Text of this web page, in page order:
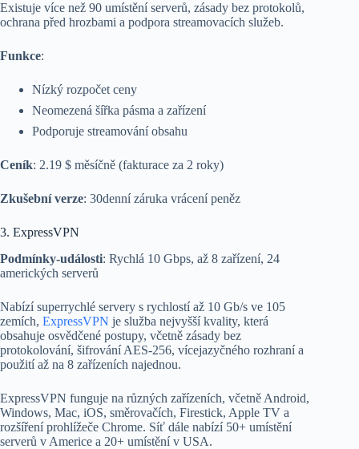
Existuje více než 90 umístění serverů, zásady bez protokolů,
ochrana před hrozbami a podpora streamovacích služeb.
Funkce:
Nízký rozpočet ceny
Neomezená šířka pásma a zařízení
Podporuje streamování obsahu
Ceník: 2.19 $ měsíčně (fakturace za 2 roky)
Zkušební verze: 30denní záruka vrácení peněz
3. ExpressVPN
Podmínky-události: Rychlá 10 Gbps, až 8 zařízení, 24
amerických serverů
Nabízí superrychlé servery s rychlostí až 10 Gb/s ve 105
zemích, ExpressVPN je služba nejvyšší kvality, která
obsahuje osvědčené postupy, včetně zásady bez
protokolování, šifrování AES-256, vícejazyčného rozhraní a
použití až na 8 zařízeních najednou.
ExpressVPN funguje na různých zařízeních, včetně Android,
Windows, Mac, iOS, směrovačích, Firestick, Apple TV a
rozšíření prohlížeče Chrome. Síť dále nabízí 50+ umístění
serverů v Americe a 20+ umístění v USA.